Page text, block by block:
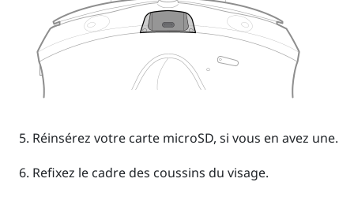
Réinsérez votre carte microSD, si vous en avez une.
Refixez le cadre des coussins du visage.